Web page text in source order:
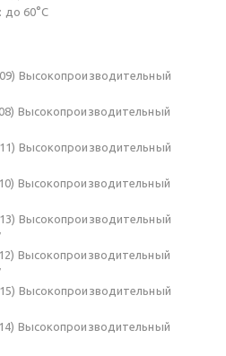
до 60°C
Высокопроизводительный
Высокопроизводительный
Высокопроизводительный
Высокопроизводительный
Высокопроизводительный
Высокопроизводительный
Высокопроизводительный
Высокопроизводительный